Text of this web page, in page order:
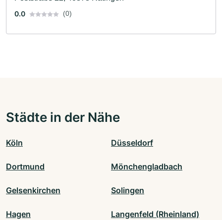
0.0
(0)
Städte in der Nähe
Köln Düsseldorf
Dortmund Mönchengladbach
Gelsenkirchen Solingen
Hagen Langenfeld (Rheinland)